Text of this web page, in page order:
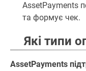
AssetPayments
та формує чек.
Які типи
AssetPayments